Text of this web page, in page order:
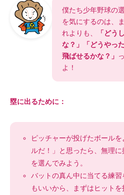
僕たち少年野球の
を気にするのは、
れよりも、
「どう
な？」「どうやっ
飛ばせるかな？」
よ！
塁に出るために：
ピッチャーが投げたボール
ルだ！」と思ったら、無理
を選んでみよう。
バットの真ん中に当てる練
もいいから、まずはヒット